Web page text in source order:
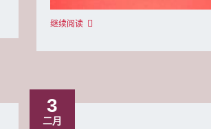
继续阅读
3
二月